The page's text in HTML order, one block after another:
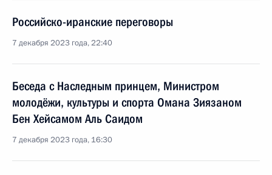
Российско-иранские переговоры
7 декабря 2023 года, 22:40
Беседа с Наследным принцем, Министром
молодёжи, культуры и спорта Омана Зиязаном
Бен Хейсамом Аль Саидом
7 декабря 2023 года, 16:30